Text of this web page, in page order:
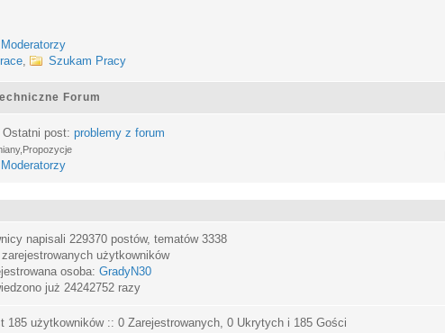
Moderatorzy
, Szukam Pracy
Forum
Ostatni post: problemy z forum
Moderatorzy
napisali 229370 postów, tematów 3338
zarejestrowanych użytkowników
osoba: GradyN30
już 24242752 razy
185 użytkowników :: 0 Zarejestrowanych, 0 Ukrytych i 185 Gości